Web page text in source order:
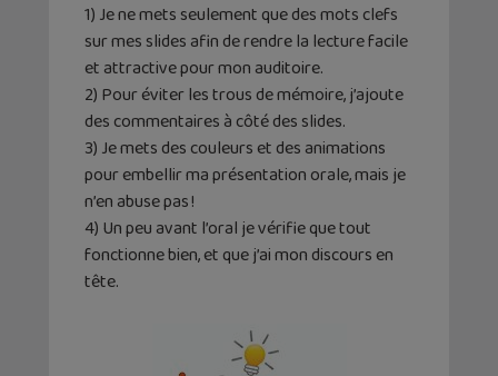
1) Je ne mets seulement que des mots clefs
sur mes slides afin de rendre la lecture facile
et attractive pour mon auditoire.
2) Pour éviter les trous de mémoire, j’ajoute
des commentaires à côté des slides.
3) Je mets des couleurs et des animations
pour embellir ma présentation orale, mais je
n’en abuse pas !
4) Un peu avant l’oral je vérifie que tout
fonctionne bien, et que j’ai mon discours en
tête.